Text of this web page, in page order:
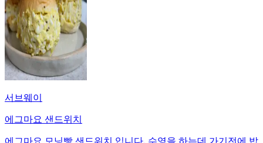
서브웨이
에그마요 샌드위치
에그마요 모닝빵 샌드위치 입니다. 수영을 하는데 가기전에 밥